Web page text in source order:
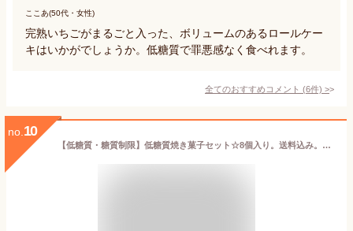
ここあ(50代・女性)
完熟いちごがまるごと入った、ボリュームのあるロールケー
キはいかがでしょうか。低糖質で罪悪感なく食べれます。
全てのおすすめコメント (6件) >
no. 10
【低糖質・糖質制限】低糖質焼き菓子セット☆8個入り。送料込み。砂糖不使用！ダイエット中の方や、健康志向の方にオススメ！ギフト ローカーボ ロカボスイーツ 手土産 焼き菓子詰め合わせ フィナンシェ パウンドケーキ 母の日ギフト 父の日 ホワイトデー